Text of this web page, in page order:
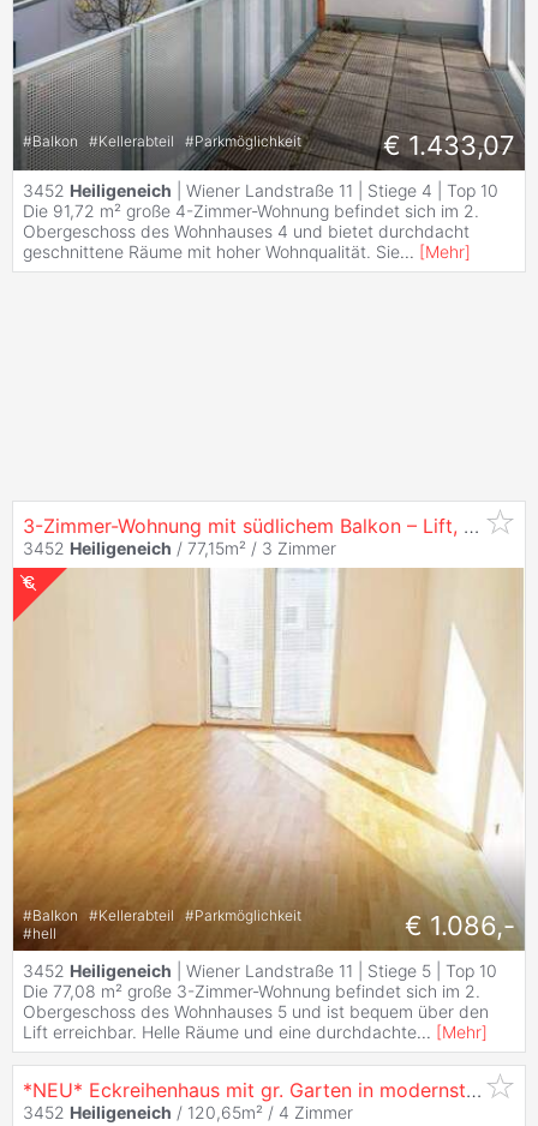
#Balkon #Kellerabteil #Parkmöglichkeit € 1.433,07
3452 Heiligeneich | Wiener Landstraße 11 | Stiege 4 | Top 10
Die 91,72 m² große 4-Zimmer-Wohnung befindet sich im 2.
Obergeschoss des Wohnhauses 4 und bietet durchdacht
geschnittene Räume mit hoher Wohnqualität. Sie... [Mehr]
3-Zimmer-Wohnung mit südlichem Balkon – Lift, Finanzierungsvarianten & Wohnzuschuss
3452 Heiligeneich / 77,15m² / 3 Zimmer
#Balkon #Kellerabteil #Parkmöglichkeit
#hell € 1.086,-
3452 Heiligeneich | Wiener Landstraße 11 | Stiege 5 | Top 10
Die 77,08 m² große 3-Zimmer-Wohnung befindet sich im 2.
Obergeschoss des Wohnhauses 5 und ist bequem über den
Lift erreichbar. Helle Räume und eine durchdachte... [Mehr]
*NEU* Eckreihenhaus mit gr. Garten in modernster Ausstattung inkl. KÜCHE - PV & E-Ladestation vorbereitet
3452 Heiligeneich / 120,65m² / 4 Zimmer